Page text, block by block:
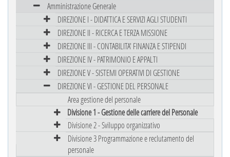
Amministrazione Generale
DIREZIONE I - DIDATTICA E SERVIZI AGLI STUDENTI
DIREZIONE II - RICERCA E TERZA MISSIONE
DIREZIONE III - CONTABILITA' FINANZA E STIPENDI
DIREZIONE IV - PATRIMONIO E APPALTI
DIREZIONE V - SISTEMI OPERATIVI DI GESTIONE
DIREZIONE VI - GESTIONE DEL PERSONALE
Area gestione del personale
Divisione 1 - Gestione delle carriere del Personale
Divisione 2 - Sviluppo organizzativo
Divisione 3 Programmazione e reclutamento del
personale